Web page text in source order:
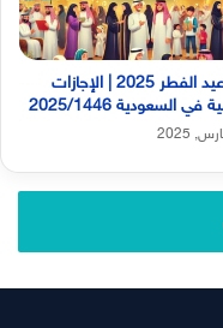
إجازة عيد الفطر 2025 | الإجازات
السعودية 2025/1446